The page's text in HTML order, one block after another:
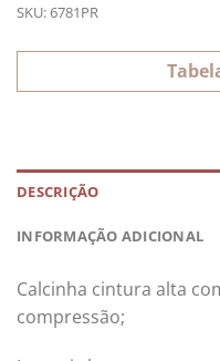
SKU:6781PR
DESCRIÇÃO
INFORMAÇÃO ADICIONAL
Calcinha cintura alta
compressão;